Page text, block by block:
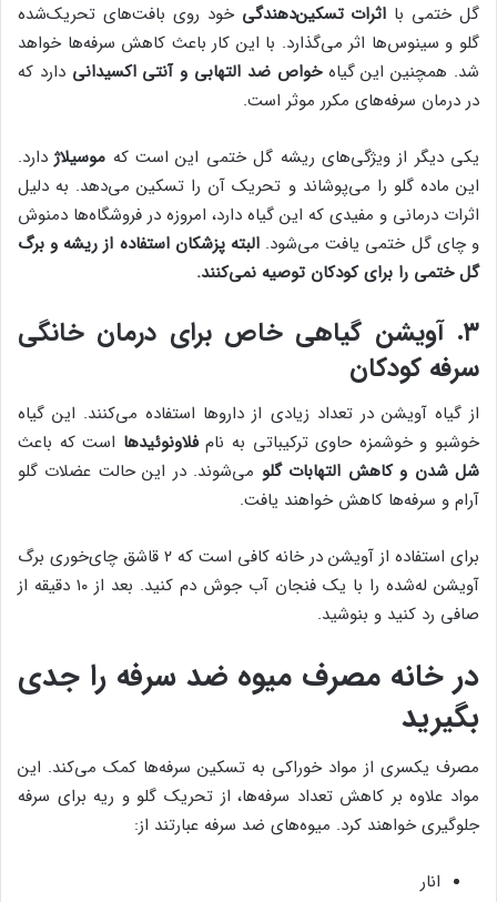
گل ختمی با اثرات تسکین‌دهندگی خود روی بافت‌های تحریک‌شده
گلو و سینوس‌ها اثر می‌گذارد. با این کار باعث کاهش سرفه‌ها خواهد
شد. همچنین این گیاهخواص ضد التهابی و آنتی اکسیدانی دارد که
در درمان سرفه‌های مکرر موثر است.
یکی دیگر از ویژگی‌های ریشه گل ختمی این است که موسیلاژدارد.
این ماده گلو را می‌پوشاند و تحریک آن را تسکین می‌دهد. به دلیل
اثرات درمانی و مفیدی که این گیاه دارد، امروزه در فروشگاه‌ها دمنوش
و چای گل ختمی یافت می‌شود. البته پزشکان استفاده از ریشه و برگ
گل ختمی را برای کودکان توصیه نمی‌کنند.
۳. آویشن گیاهی خاص برای درمان خانگی
سرفه کودکان
از گیاه آویشن در تعداد زیادی از داروها استفاده می‌کنند. این گیاه
خوشبو و خوشمزه حاوی ترکیباتی به نامفلاونوئیدها است که باعث
شل شدن و کاهش التهابات گلو می‌شوند. در این حالت عضلات گلو
آرام و سرفه‌ها کاهش خواهند یافت.
برای استفاده از آویشن در خانه کافی است که ۲ قاشق چای‌خوری برگ
آویشن له‌شده را با یک فنجان آب جوش دم کنید. بعد از ۱۰ دقیقه از
صافی رد کنید و بنوشید.
در خانه مصرف میوه ضد سرفه را جدی
بگیرید
مصرف یکسری از مواد خوراکی به تسکین سرفه‌ها کمک می‌کند. این
مواد علاوه بر کاهش تعداد سرفه‌ها، از تحریک گلو و ریه برای سرفه
جلوگیری خواهند کرد. میوه‌های ضد سرفه عبارتند از:
انار